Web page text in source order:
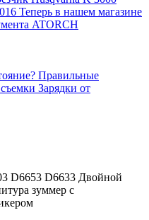
Теперь в нашем магазине
ATORCH
Правильные
Зарядки от
D6653 D6633 Двойной
зуммер с